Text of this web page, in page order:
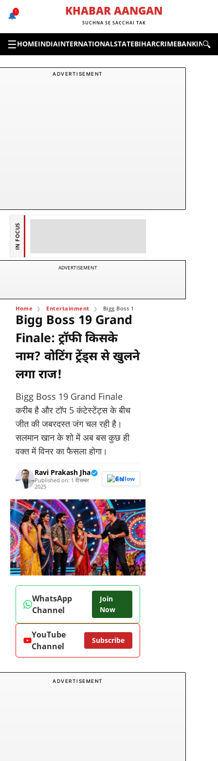
🔔
1 KHABAR AANGAN
SUCHNA SE SACCHAI TAK
☰HOMEINDIAINTERNATIONALSTATEBIHARCRIMEBANKING &
🔍
ADVERTISEMENT
IN FOCUS
ADVERTISEMENT
Home Entertainment Bigg Boss 19 Grand Finale: ट्रॉफी किसके नाम?
Bigg Boss 19 Grand
Finale: ट्रॉफी किसके
नाम? वोटिंग ट्रेंड्स से खुलने
लगा राज!
Bigg Boss 19 Grand Finale
करीब है और टॉप 5 कंटेस्टेंट्स के बीच
जीत की जबरदस्त जंग चल रही है।
सलमान खान के शो में अब बस कुछ ही
वक्त में विनर का फैसला होगा।
Ravi Prakash Jha
Published on: 1 दिसम्बर
2025
Follow
WhatsApp
Channel
Join
Now
YouTube
Channel
Subscribe
ADVERTISEMENT